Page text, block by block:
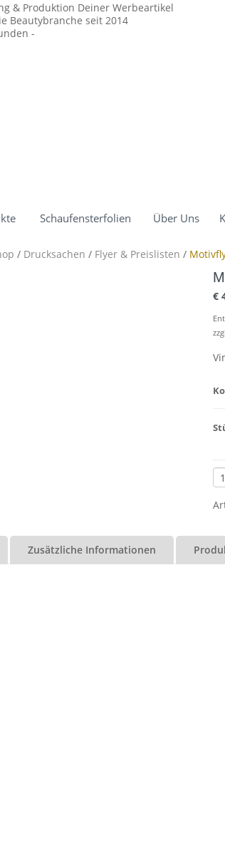
& Produktion Deiner Werbeartikel
Beautybranche seit 2014
-
Schaufensterfolien Über Uns
/ Drucksachen / Flyer & Preislisten /
€
Zusätzliche Informationen